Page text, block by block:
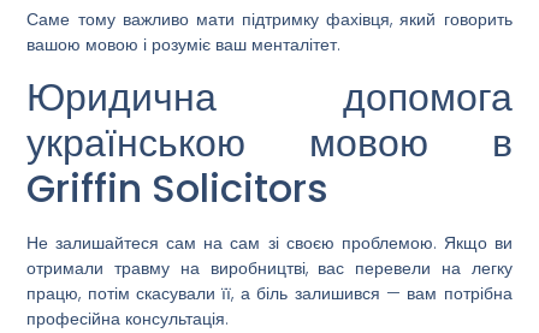
Саме тому важливо мати підтримку фахівця, який говорить
вашою мовою і розуміє ваш менталітет.
Юридична допомога
українською мовою в
Griffin Solicitors
Не залишайтеся сам на сам зі своєю проблемою. Якщо ви
отримали травму на виробництві, вас перевели на легку
працю, потім скасували її, а біль залишився — вам потрібна
професійна консультація.